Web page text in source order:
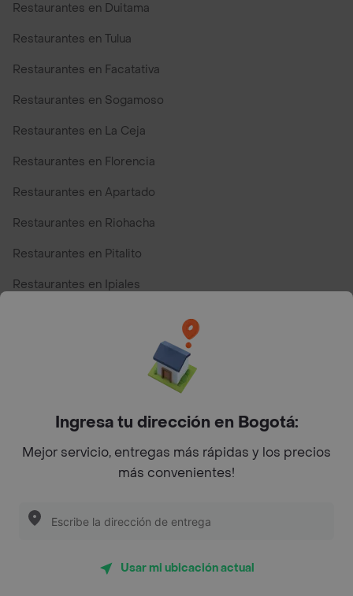
Restaurantes en Duitama
Restaurantes en Tulua
Restaurantes en Facatativa
Restaurantes en Sogamoso
Restaurantes en La Ceja
Restaurantes en Florencia
Restaurantes en Apartado
Restaurantes en Riohacha
Restaurantes en Pitalito
Restaurantes en Ipiales
Top Marcas y Cadenas de Restaurantes
Encuéntranos en estos países
App Store Google play
Restaurantes cerca de mi para pedir Comida a Domicilio -
Ingresa tu dirección en Bogotá:
Mejor servicio, entregas más rápidas y los precios
más convenientes!
Usar mi ubicación actual